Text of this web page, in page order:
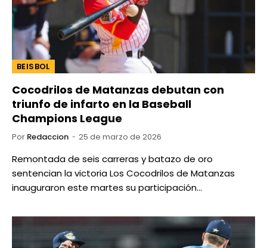
BEISBOL
Cocodrilos de Matanzas debutan con
triunfo de infarto en la Baseball
Champions League
Por Redaccion 25 de marzo de 2026
Remontada de seis carreras y batazo de oro
sentencian la victoria Los Cocodrilos de Matanzas
inauguraron este martes su participación…